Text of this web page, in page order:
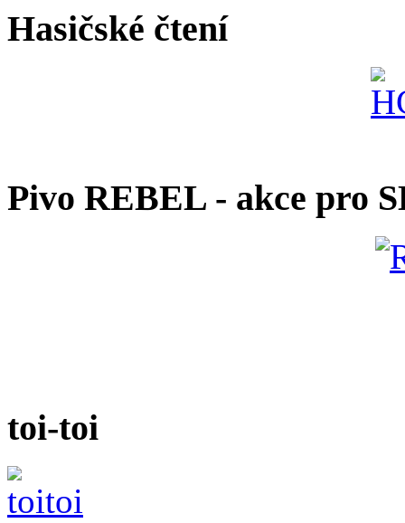
Hasičské čtení
Pivo REBEL - akce pro
toi-toi